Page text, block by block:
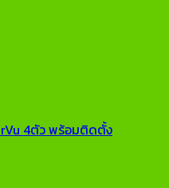
4ตัว พร้อมติดตั้ง